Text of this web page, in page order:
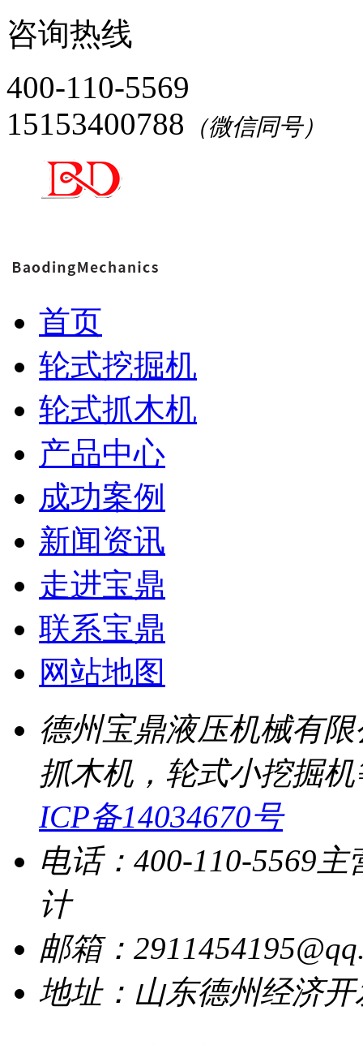
咨询热线
400-110-5569
15153400788 （微信同号）
首页
轮式挖掘机
轮式抓木机
产品中心
成功案例
新闻资讯
走进宝鼎
联系宝鼎
网站地图
德州宝鼎液压机械有
抓木机，轮式小挖掘
ICP备14034670号
电话：400-110-5569 主
计
邮箱：
地址：山东德州经济